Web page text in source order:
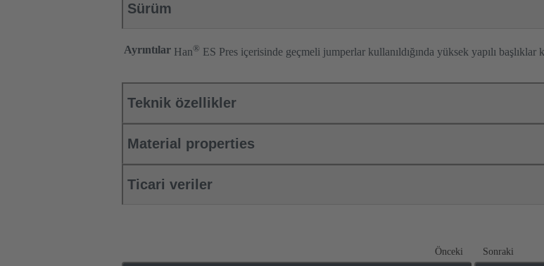
Sürüm
Ayrıntılar Han® ES Pres içerisinde geçmeli jumperlar kullanıldığında yüksek yapılı başlıklar
Teknik özellikler
Material properties
Ticari veriler
Önceki Sonraki